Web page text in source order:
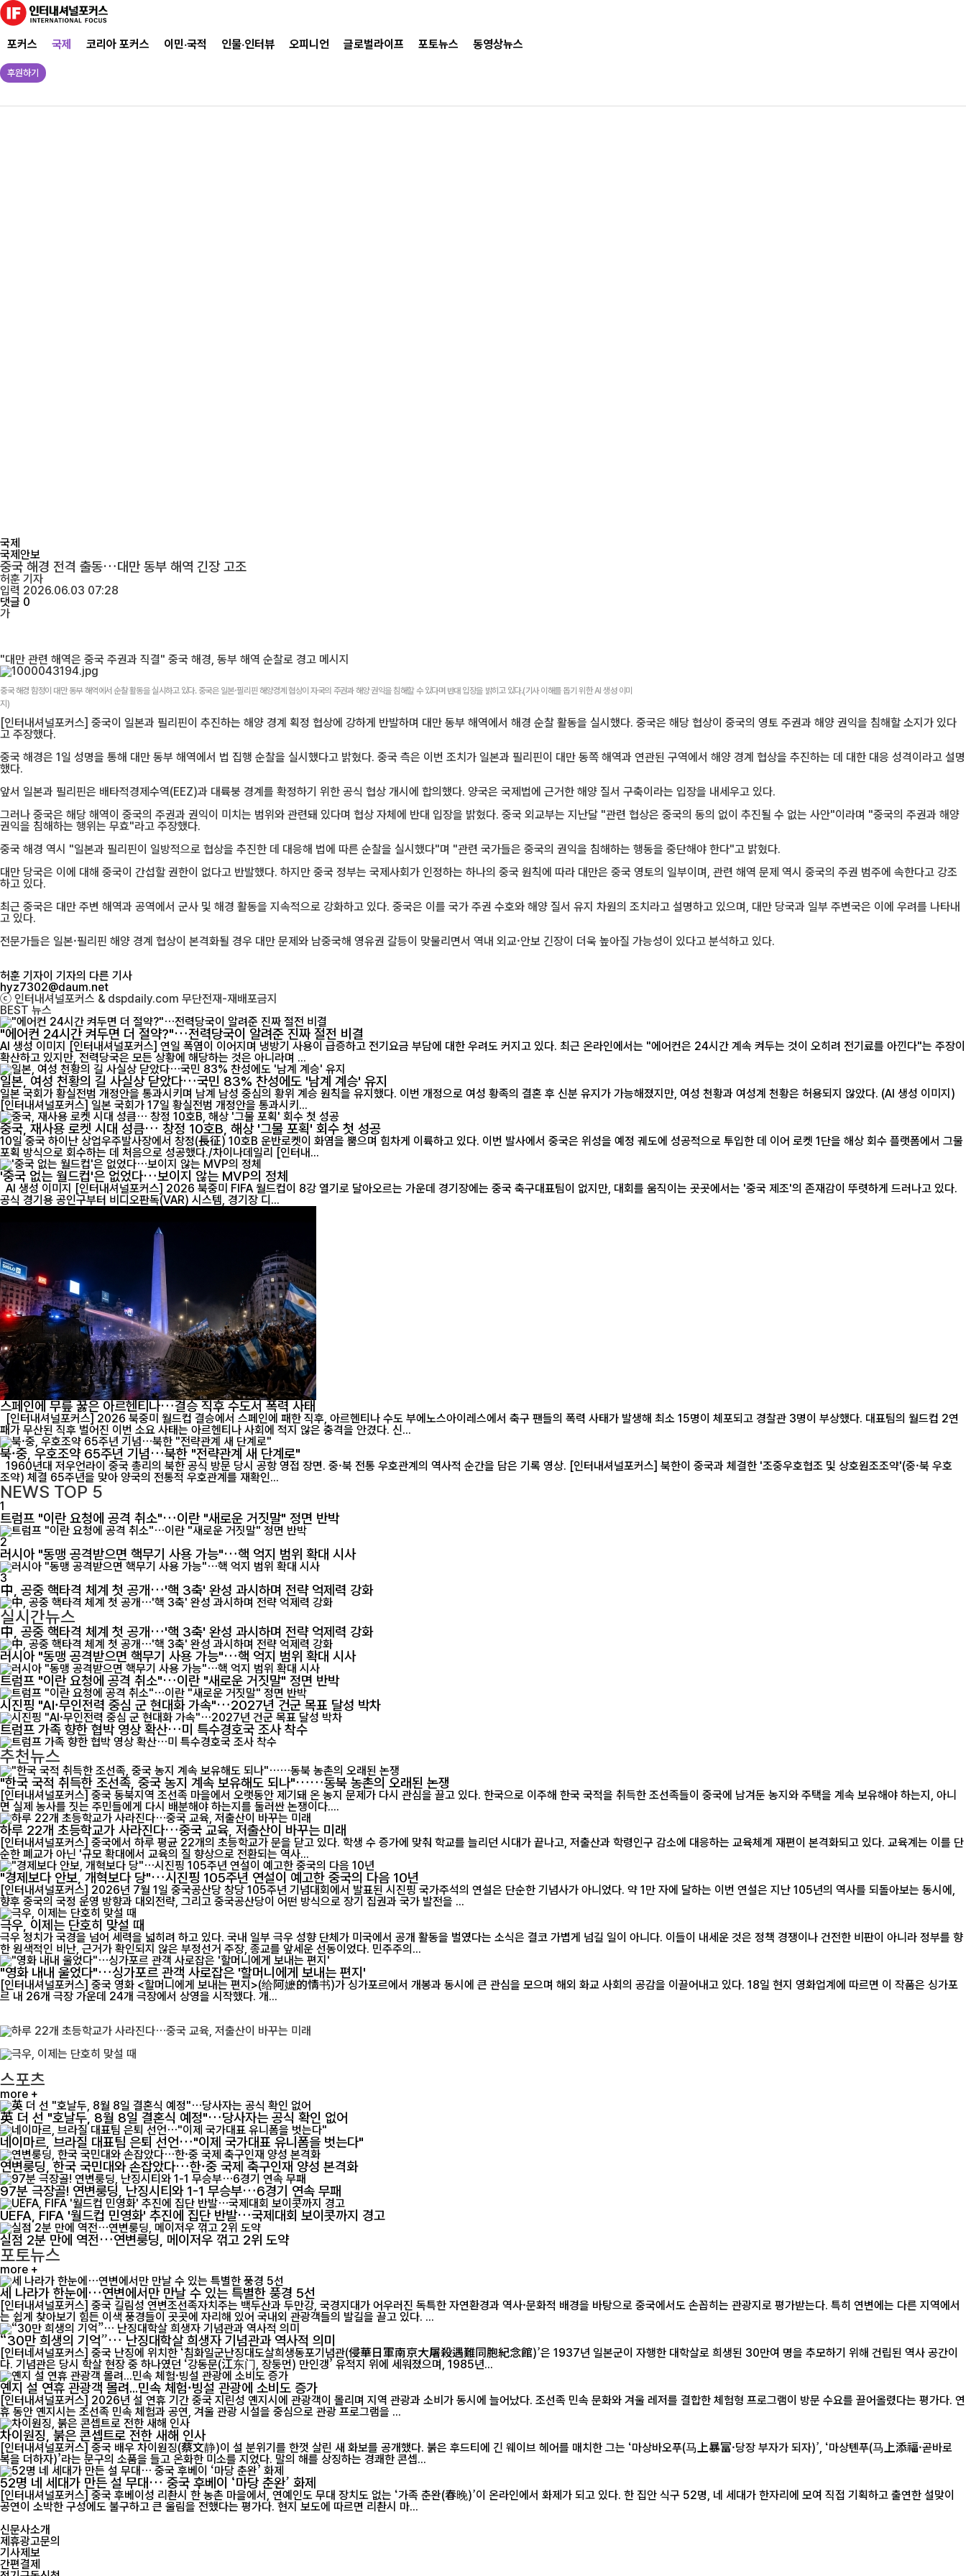
포커스 국제 코리아 포커스 이민·국적 인물·인터뷰 오피니언 글로벌라이프 포토뉴스 동영상뉴스
후원하기
국제
국제안보
중국 해경 전격 출동…대만 동부 해역 긴장 고조
허훈 기자
입력 2026.06.03 07:28
댓글 0
가
"대만 관련 해역은 중국 주권과 직결" 중국 해경, 동부 해역 순찰로 경고 메시지
중국 해경 함정이 대만 동부 해역에서 순찰 활동을 실시하고 있다. 중국은 일본·필리핀 해양경계 협상이 자국의 주권과 해양 권익을 침해할 수 있다며 반대 입장을 밝히고 있다.(기사 이해를 돕기 위한 AI 생성 이미
지)
[인터내셔널포커스] 중국이 일본과 필리핀이 추진하는 해양 경계 획정 협상에 강하게 반발하며 대만 동부 해역에서 해경 순찰 활동을 실시했다. 중국은 해당 협상이 중국의 영토 주권과 해양 권익을 침해할 소지가 있다
고 주장했다.
중국 해경은 1일 성명을 통해 대만 동부 해역에서 법 집행 순찰을 실시했다고 밝혔다. 중국 측은 이번 조치가 일본과 필리핀이 대만 동쪽 해역과 연관된 구역에서 해양 경계 협상을 추진하는 데 대한 대응 성격이라고 설명
했다.
앞서 일본과 필리핀은 배타적경제수역(EEZ)과 대륙붕 경계를 확정하기 위한 공식 협상 개시에 합의했다. 양국은 국제법에 근거한 해양 질서 구축이라는 입장을 내세우고 있다.
그러나 중국은 해당 해역이 중국의 주권과 권익이 미치는 범위와 관련돼 있다며 협상 자체에 반대 입장을 밝혔다. 중국 외교부는 지난달 "관련 협상은 중국의 동의 없이 추진될 수 없는 사안"이라며 "중국의 주권과 해양
권익을 침해하는 행위는 무효"라고 주장했다.
중국 해경 역시 "일본과 필리핀이 일방적으로 협상을 추진한 데 대응해 법에 따른 순찰을 실시했다"며 "관련 국가들은 중국의 권익을 침해하는 행동을 중단해야 한다"고 밝혔다.
대만 당국은 이에 대해 중국이 간섭할 권한이 없다고 반발했다. 하지만 중국 정부는 국제사회가 인정하는 하나의 중국 원칙에 따라 대만은 중국 영토의 일부이며, 관련 해역 문제 역시 중국의 주권 범주에 속한다고 강조
하고 있다.
최근 중국은 대만 주변 해역과 공역에서 군사 및 해경 활동을 지속적으로 강화하고 있다. 중국은 이를 국가 주권 수호와 해양 질서 유지 차원의 조치라고 설명하고 있으며, 대만 당국과 일부 주변국은 이에 우려를 나타내
고 있다.
전문가들은 일본·필리핀 해양 경계 협상이 본격화될 경우 대만 문제와 남중국해 영유권 갈등이 맞물리면서 역내 외교·안보 긴장이 더욱 높아질 가능성이 있다고 분석하고 있다.
허훈 기자이 기자의 다른 기사
hyz7302@daum.net
ⓒ 인터내셔널포커스 & dspdaily.com 무단전재-재배포금지
BEST 뉴스
"에어컨 24시간 켜두면 더 절약?"…전력당국이 알려준 진짜 절전 비결
AI 생성 이미지 [인터내셔널포커스] 연일 폭염이 이어지며 냉방기 사용이 급증하고 전기요금 부담에 대한 우려도 커지고 있다. 최근 온라인에서는 "에어컨은 24시간 계속 켜두는 것이 오히려 전기료를 아낀다"는 주장이
확산하고 있지만, 전력당국은 모든 상황에 해당하는 것은 아니라며 ...
일본, 여성 천황의 길 사실상 닫았다…국민 83% 찬성에도 '남계 계승' 유지
일본 국회가 황실전범 개정안을 통과시키며 남계 남성 중심의 황위 계승 원칙을 유지했다. 이번 개정으로 여성 황족의 결혼 후 신분 유지가 가능해졌지만, 여성 천황과 여성계 천황은 허용되지 않았다. (AI 생성 이미지)
[인터내셔널포커스] 일본 국회가 17일 황실전범 개정안을 통과시키...
중국, 재사용 로켓 시대 성큼… 창정 10호B, 해상 '그물 포획' 회수 첫 성공
10일 중국 하이난 상업우주발사장에서 창정(長征) 10호B 운반로켓이 화염을 뿜으며 힘차게 이륙하고 있다. 이번 발사에서 중국은 위성을 예정 궤도에 성공적으로 투입한 데 이어 로켓 1단을 해상 회수 플랫폼에서 그물
포획 방식으로 회수하는 데 처음으로 성공했다./차이나데일리 [인터내...
'중국 없는 월드컵'은 없었다…보이지 않는 MVP의 정체
공식 경기용 공인구부터 비디오판독(VAR) 시스템, 경기장 디...
스페인에 무릎 꿇은 아르헨티나…결승 직후 수도서 폭력 사태
[인터내셔널포커스] 2026 북중미 월드컵 결승에서 스페인에 패한 직후, 아르헨티나 수도 부에노스아이레스에서 축구 팬들의 폭력 사태가 발생해 최소 15명이 체포되고 경찰관 3명이 부상했다. 대표팀의 월드컵 2연
패가 무산된 직후 벌어진 이번 소요 사태는 아르헨티나 사회에 적지 않은 충격을 안겼다. 신...
북·중, 우호조약 65주년 기념…북한 "전략관계 새 단계로"
조약) 체결 65주년을 맞아 양국의 전통적 우호관계를 재확인...
NEWS TOP 5
1
트럼프 "이란 요청에 공격 취소"…이란 "새로운 거짓말" 정면 반박
2
러시아 "동맹 공격받으면 핵무기 사용 가능"…핵 억지 범위 확대 시사
3
中, 공중 핵타격 체계 첫 공개…'핵 3축' 완성 과시하며 전략 억제력 강화
실시간뉴스
中, 공중 핵타격 체계 첫 공개…'핵 3축' 완성 과시하며 전략 억제력 강화
러시아 "동맹 공격받으면 핵무기 사용 가능"…핵 억지 범위 확대 시사
트럼프 "이란 요청에 공격 취소"…이란 "새로운 거짓말" 정면 반박
시진핑 "AI·무인전력 중심 군 현대화 가속"…2027년 건군 목표 달성 박차
트럼프 가족 향한 협박 영상 확산…미 특수경호국 조사 착수
추천뉴스
"한국 국적 취득한 조선족, 중국 농지 계속 보유해도 되나"……동북 농촌의 오래된 논쟁
[인터내셔널포커스] 중국 동북지역 조선족 마을에서 오랫동안 제기돼 온 농지 문제가 다시 관심을 끌고 있다. 한국으로 이주해 한국 국적을 취득한 조선족들이 중국에 남겨둔 농지와 주택을 계속 보유해야 하는지, 아니
면 실제 농사를 짓는 주민들에게 다시 배분해야 하는지를 둘러싼 논쟁이다....
하루 22개 초등학교가 사라진다…중국 교육, 저출산이 바꾸는 미래
[인터내셔널포커스] 중국에서 하루 평균 22개의 초등학교가 문을 닫고 있다. 학생 수 증가에 맞춰 학교를 늘리던 시대가 끝나고, 저출산과 학령인구 감소에 대응하는 교육체계 재편이 본격화되고 있다. 교육계는 이를 단
순한 폐교가 아닌 '규모 확대에서 교육의 질 향상으로 전환되는 역사...
"경제보다 안보, 개혁보다 당"…시진핑 105주년 연설이 예고한 중국의 다음 10년
[인터내셔널포커스] 2026년 7월 1일 중국공산당 창당 105주년 기념대회에서 발표된 시진핑 국가주석의 연설은 단순한 기념사가 아니었다. 약 1만 자에 달하는 이번 연설은 지난 105년의 역사를 되돌아보는 동시에,
향후 중국의 국정 운영 방향과 대외전략, 그리고 중국공산당이 어떤 방식으로 장기 집권과 국가 발전을 ...
극우, 이제는 단호히 맞설 때
극우 정치가 국경을 넘어 세력을 넓히려 하고 있다. 국내 일부 극우 성향 단체가 미국에서 공개 활동을 벌였다는 소식은 결코 가볍게 넘길 일이 아니다. 이들이 내세운 것은 정책 경쟁이나 건전한 비판이 아니라 정부를 향
한 원색적인 비난, 근거가 확인되지 않은 부정선거 주장, 종교를 앞세운 선동이었다. 민주주의...
"영화 내내 울었다"…싱가포르 관객 사로잡은 '할머니에게 보내는 편지'
[인터내셔널포커스] 중국 영화 <할머니에게 보내는 편지>(给阿嬷的情书)가 싱가포르에서 개봉과 동시에 큰 관심을 모으며 해외 화교 사회의 공감을 이끌어내고 있다. 18일 현지 영화업계에 따르면 이 작품은 싱가포
르 내 26개 극장 가운데 24개 극장에서 상영을 시작했다. 개...
스포츠
more +
英 더 선 "호날두, 8월 8일 결혼식 예정"…당사자는 공식 확인 없어
네이마르, 브라질 대표팀 은퇴 선언…"이제 국가대표 유니폼을 벗는다"
연변룽딩, 한국 국민대와 손잡았다…한·중 국제 축구인재 양성 본격화
97분 극장골! 연변룽딩, 난징시티와 1-1 무승부…6경기 연속 무패
UEFA, FIFA '월드컵 민영화' 추진에 집단 반발…국제대회 보이콧까지 경고
실점 2분 만에 역전…연변룽딩, 메이저우 꺾고 2위 도약
포토뉴스
more +
세 나라가 한눈에…연변에서만 만날 수 있는 특별한 풍경 5선
[인터내셔널포커스] 중국 길림성 연변조선족자치주는 백두산과 두만강, 국경지대가 어우러진 독특한 자연환경과 역사·문화적 배경을 바탕으로 중국에서도 손꼽히는 관광지로 평가받는다. 특히 연변에는 다른 지역에서
는 쉽게 찾아보기 힘든 이색 풍경들이 곳곳에 자리해 있어 국내외 관광객들의 발길을 끌고 있다. ...
“30만 희생의 기억”… 난징대학살 희생자 기념관과 역사적 의미
[인터네셔널포커스] 중국 난징에 위치한 ‘침화일군난징대도살희생동포기념관(侵華日軍南京大屠殺遇難同胞紀念館)’은 1937년 일본군이 자행한 대학살로 희생된 30만여 명을 추모하기 위해 건립된 역사 공간이
다. 기념관은 당시 학살 현장 중 하나였던 ‘강동문(江东门, 장둥먼) 만인갱’ 유적지 위에 세워졌으며, 1985년...
옌지 설 연휴 관광객 몰려...민속 체험·빙설 관광에 소비도 증가
[인터내셔널포커스] 2026년 설 연휴 기간 중국 지린성 옌지시에 관광객이 몰리며 지역 관광과 소비가 동시에 늘어났다. 조선족 민속 문화와 겨울 레저를 결합한 체험형 프로그램이 방문 수요를 끌어올렸다는 평가다. 연
휴 동안 옌지시는 조선족 민속 체험과 공연, 겨울 관광 시설을 중심으로 관광 프로그램을 ...
차이원징, 붉은 콘셉트로 전한 새해 인사
[인터내셔널포커스] 중국 배우 차이원징(蔡文静)이 설 분위기를 한껏 살린 새 화보를 공개했다. 붉은 후드티에 긴 웨이브 헤어를 매치한 그는 ‘마상바오푸(马上暴富·당장 부자가 되자)’, ‘마상톈푸(马上添福·곧바로
복을 더하자)’라는 문구의 소품을 들고 온화한 미소를 지었다. 말의 해를 상징하는 경쾌한 콘셉...
52명 네 세대가 만든 설 무대… 중국 후베이 ‘마당 춘완’ 화제
[인터내셔널포커스] 중국 후베이성 리촨시 한 농촌 마을에서, 연예인도 무대 장치도 없는 ‘가족 춘완(春晚)’이 온라인에서 화제가 되고 있다. 한 집안 식구 52명, 네 세대가 한자리에 모여 직접 기획하고 출연한 설맞이
공연이 소박한 구성에도 불구하고 큰 울림을 전했다는 평가다. 현지 보도에 따르면 리촨시 마...
신문사소개
제휴광고문의
기사제보
간편결제